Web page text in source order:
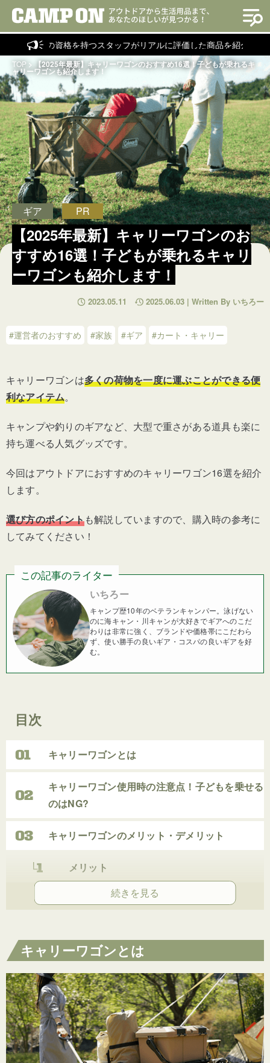
資格を持つスタッフがリアルに評価した商品を紹介！
TOP >【2025年最新】キャリーワゴンのおすすめ16選！子どもが乗れるキ
ャリーワゴンも紹介します！
ギア PR
【2025年最新】キャリーワゴンのお
すすめ16選！子どもが乗れるキャリ
ーワゴンも紹介します！
2023.05.11 2025.06.03 | Written By いちろー
#運営者のおすすめ #家族 #ギア #カート・キャリー
キャリーワゴンは多くの荷物を一度に運ぶことができる便
利なアイテム。
キャンプや釣りのギアなど、大型で重さがある道具も楽に
持ち運べる人気グッズです。
今回はアウトドアにおすすめのキャリーワゴン16選を紹介
します。
選び方のポイントも解説していますので、購入時の参考に
してみてください！
この記事のライター
いちろー
キャンプ歴10年のベテランキャンパー。泳げない
のに海キャン・川キャンが大好きでギアへのこだ
わりは非常に強く、ブランドや価格帯にこだわら
ず、使い勝手の良いギア・コスパの良いギアを好
む。
目次
キャリーワゴンとは
キャリーワゴン使用時の注意点！子どもを乗せる
のはNG?
キャリーワゴンのメリット・デメリット
メリット
デメリット
ワゴンタイプ
カートタイプ
失敗しないキャリーワゴンの選び方 ５つのポイ
ント
キャリーワゴンとは